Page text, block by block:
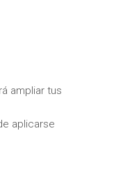
ampliar tus
aplicarse